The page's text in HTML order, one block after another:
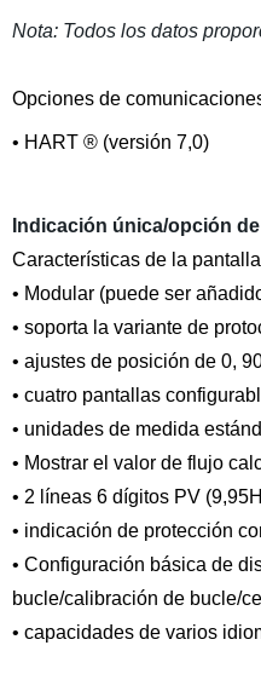
Nota: Todos los datos
Opciones de
• HART ® (versión 7,0)
Indicación única/opción
Características de la
• Modular (puede ser
• soporta la variante de
• ajustes de posición de 0,
• cuatro pantallas
• unidades de medida
• Mostrar el valor de flujo
• 2 líneas 6 dígitos PV
• indicación de protección
• Configuración básica de
bucle/calibración de bucle/
• capacidades de varios